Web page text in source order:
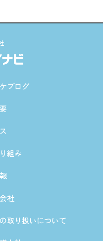
ブログ
組み
社
取り扱いについて